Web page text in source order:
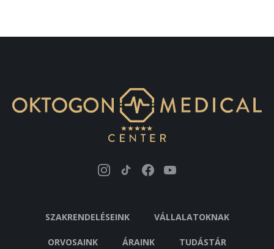
SZAKRENDELÉSEINK VÁLLALATOKNAK
ORVOSAINK ÁRAINK TUDÁSTÁR